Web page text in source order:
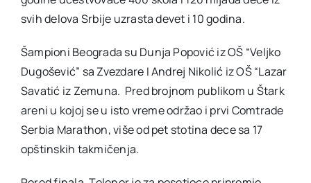
svih delova Srbije uzrasta devet i 10 godina.
Šampioni Beograda su Dunja Popović iz OŠ “Veljko
Dugošević” sa Zvezdare I Andrej Nikolić iz OŠ “Lazar
Savatić iz Zemuna. Pred brojnom publikom u Štark
areni u kojoj se u isto vreme održao i prvi Comtrade
Serbia Marathon, više od pet stotina dece sa 17
opštinskih takmičenja.